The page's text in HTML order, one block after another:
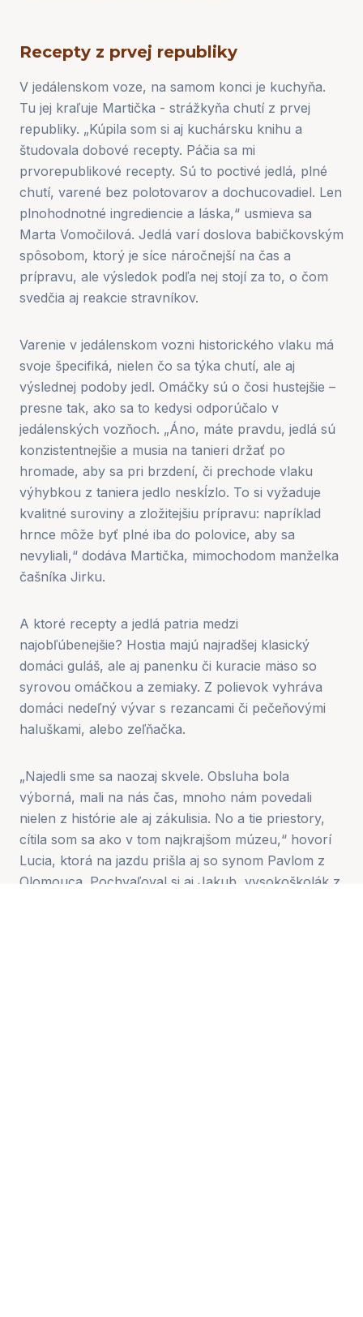
Recepty z prvej republiky
V jedálenskom voze, na samom konci je kuchyňa.
Tu jej kraľuje Martička - strážkyňa chutí z prvej
republiky. „Kúpila som si aj kuchársku knihu a
študovala dobové recepty. Páčia sa mi
prvorepublikové recepty. Sú to poctivé jedlá, plné
chutí, varené bez polotovarov a dochucovadiel. Len
plnohodnotné ingrediencie a láska,“ usmieva sa
Marta Vomočilová. Jedlá varí doslova babičkovským
spôsobom, ktorý je síce náročnejší na čas a
prípravu, ale výsledok podľa nej stojí za to, o čom
svedčia aj reakcie stravníkov.
Varenie v jedálenskom vozni historického vlaku má
svoje špecifiká, nielen čo sa týka chutí, ale aj
výslednej podoby jedl. Omáčky sú o čosi hustejšie –
presne tak, ako sa to kedysi odporúčalo v
jedálenských vozňoch. „Áno, máte pravdu, jedlá sú
konzistentnejšie a musia na tanieri držať po
hromade, aby sa pri brzdení, či prechode vlaku
výhybkou z taniera jedlo neskĺzlo. To si vyžaduje
kvalitné suroviny a zložitejšiu prípravu: napríklad
hrnce môže byť plné iba do polovice, aby sa
nevyliali,“ dodáva Martička, mimochodom manželka
čašníka Jirku.
A ktoré recepty a jedlá patria medzi
najobľúbenejšie? Hostia majú najradšej klasický
domáci guláš, ale aj panenku či kuracie mäso so
syrovou omáčkou a zemiaky. Z polievok vyhráva
domáci nedeľný vývar s rezancami či pečeňovými
haluškami, alebo zeľňačka.
„Najedli sme sa naozaj skvele. Obsluha bola
výborná, mali na nás čas, mnoho nám povedali
nielen z histórie ale aj zákulisia. No a tie priestory,
cítila som sa ako v tom najkrajšom múzeu,“ hovorí
Lucia, ktorá na jazdu prišla aj so synom Pavlom z
Olomouca. Pochvaľoval si aj Jakub, vysokoškolák z